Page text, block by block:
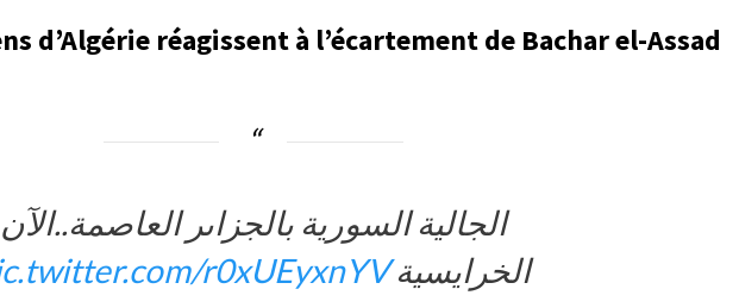
d’Algérie réagissent à l’écartement de Bachar el-Assad
الجالية السورية بالجزاىر العاصمة..الآن
الخرايسيةr0xUEyxnYV